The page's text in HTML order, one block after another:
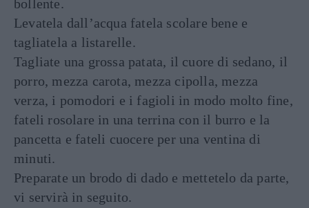
bollente.
Levatela dall’acqua fatela scolare bene e
tagliatela a listarelle.
Tagliate una grossa patata, il cuore di sedano, il
porro, mezza carota, mezza cipolla, mezza
verza, i pomodori e i fagioli in modo molto fine,
fateli rosolare in una terrina con il burro e la
pancetta e fateli cuocere per una ventina di
minuti.
Preparate un brodo di dado e mettetelo da parte,
vi servirà in seguito.